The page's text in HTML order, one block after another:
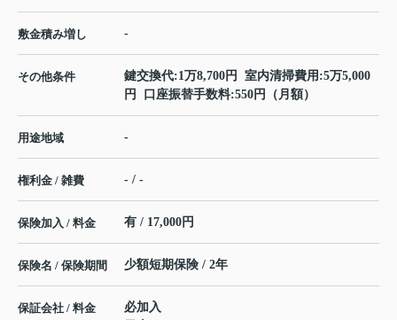
敷金積み増し -
その他条件
鍵交換代:1万8,700円 室内清掃費用:5万5,000
円 口座振替手数料:550円（月額）
用途地域 -
権利金 / 雑費 - / -
保険加入 / 料金 有 / 17,000円
保険名 / 保険期間 少額短期保険 / 2年
保証会社 / 料金
必加入